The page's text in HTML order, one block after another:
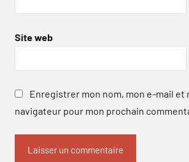
Site web
Enregistrer mon nom, mon e-mail et
navigateur pour mon prochain